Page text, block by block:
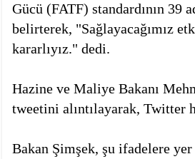
Gücü (FATF) standardının
belirterek, "Sağlayacağımız
kararlıyız." dedi.
Hazine ve Maliye Bakanı
tweetini alıntılayarak, Twitter
Bakan Şimşek, şu ifadelere